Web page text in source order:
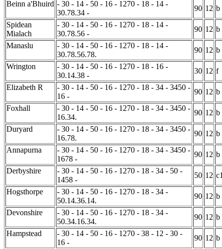
Beinn a'Bhuird - 30 - 14 - 50 - 16 - 1270 - 18 - 14 -
30.78.34 -
90 12 b
Spidean
Mialach
- 30 - 14 - 50 - 16 - 1270 - 18 - 14 -
30.78.56 -
90 12 b
Manaslu
- 30 - 14 - 50 - 16 - 1270 - 18 - 14 -
30.78.56.78.
90 12 b
Wrington
- 30 - 14 - 50 - 16 - 1270 - 18 - 16 -
30.14.38 -
30 12 f
Elizabeth R
- 30 - 14 - 50 - 16 - 1270 - 18 - 34 - 3450 -
16 -
90 12 b
Foxhall
- 30 - 14 - 50 - 16 - 1270 - 18 - 34 - 3450 -
16.34.
90 12 b
Duryard
- 30 - 14 - 50 - 16 - 1270 - 18 - 34 - 3450 -
16.78.
90 12 b
Annapurna
- 30 - 14 - 50 - 16 - 1270 - 18 - 34 - 3450 -
1678 -
90 12 b
Derbyshire
- 30 - 14 - 50 - 16 - 1270 - 18 - 34 - 50 -
1458 -
50 12
Hogsthorpe
- 30 - 14 - 50 - 16 - 1270 - 18 - 34 -
50.14.36.14.
90 12 b
Devonshire
- 30 - 14 - 50 - 16 - 1270 - 18 - 34 -
50.34.16.34.
90 12 b
Hampstead
- 30 - 14 - 50 - 16 - 1270 - 38 - 12 - 30 -
16 -
90 12 b